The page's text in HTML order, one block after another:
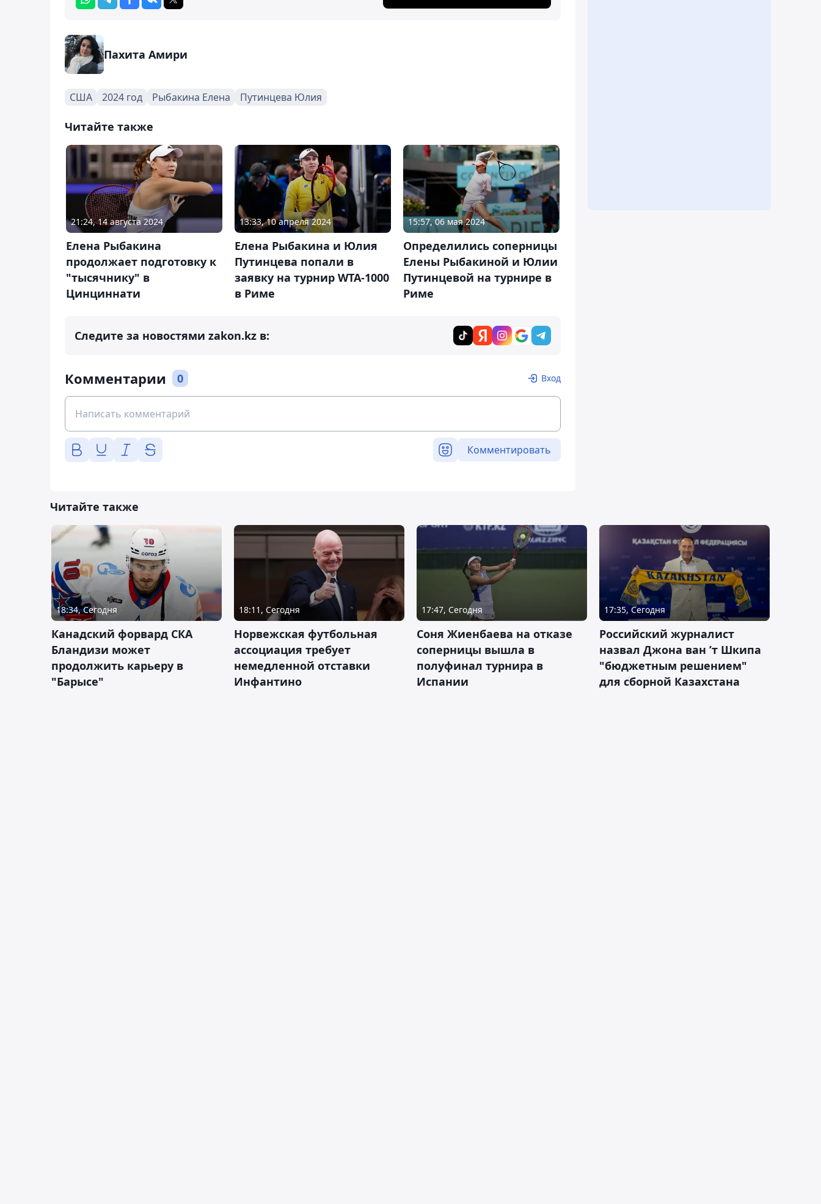
Пахита Амири
США 2024 год Рыбакина Елена Путинцева Юлия
Читайте также
21:24, 14 августа 2024
Елена Рыбакина
продолжает подготовку к
"тысячнику" в
Цинциннати
13:33, 10 апреля 2024
Елена Рыбакина и Юлия
Путинцева попали в
заявку на турнир WTA-1000
в Риме
15:57, 06 мая 2024
Определились соперницы
Елены Рыбакиной и Юлии
Путинцевой на турнире в
Риме
Следите за новостями zakon.kz в:
Комментарии 0 Вход
Комментировать
Читайте также
18:34, Сегодня
Канадский форвард СКА
Бландизи может
продолжить карьеру в
"Барысе"
18:11, Сегодня
Норвежская футбольная
ассоциация требует
немедленной отставки
Инфантино
17:47, Сегодня
Соня Жиенбаева на отказе
соперницы вышла в
полуфинал турнира в
Испании
17:35, Сегодня
Российский журналист
назвал Джона ван ’т Шкипа
"бюджетным решением"
для сборной Казахстана